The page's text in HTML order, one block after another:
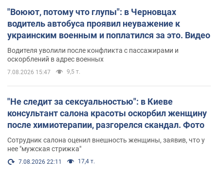
"Воюют, потому что глупы": в Черновцах
водитель автобуса проявил неуважение к
украинским военным и поплатился за это. Видео
Водителя уволили после конфликта с пассажирами и
оскорблений в адрес военных
7.08.2026 15:47 9,5 т.
"Не следит за сексуальностью": в Киеве
консультант салона красоты оскорбил женщину
после химиотерапии, разгорелся скандал. Фото
Сотрудник салона оценил внешность женщины, заявив, что у
нее "мужская стрижка"
7.08.2026 22:11 17,4 т.